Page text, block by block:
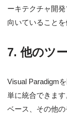
ーキテクチャ開
向いていることを
7.他のツ
Visual Paradigm
単に統合できま
ベース、その他